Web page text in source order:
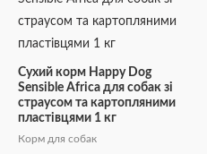
Сухий корм Happy Dog
Sensible Africa для собак зі
страусом та картопляними
пластівцями 1 кг
Корм для собак